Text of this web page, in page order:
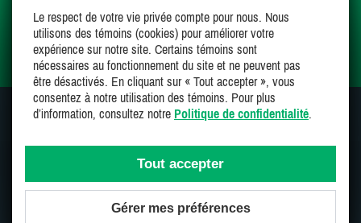
Offres spéciales
Mes favoris
SUIVEZ-NOUS SUR
Une entreprise 100% canadienne et fière de l'être
Le respect de votre vie privée compte pour nous. Nous
utilisons des témoins (cookies) pour améliorer votre
expérience sur notre site. Certains témoins sont
nécessaires au fonctionnement du site et ne peuvent pas
être désactivés. En cliquant sur « Tout accepter », vous
consentez à notre utilisation des témoins. Pour plus
d’information, consultez notre Politique de confidentialité.
Tout accepter
Gérer mes préférences